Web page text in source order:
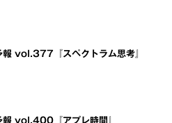
報 vol.377『スペクトラム思考』
報 vol.400『アプレ時間』